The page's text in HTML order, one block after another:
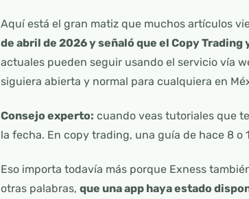
Aquí está el gran matiz que muchos artículos
de abril de 2026 y señaló que el Copy
actuales pueden seguir usando el servicio vía
siguiera abierta y normal para cualquiera en
Consejo experto: cuando veas tutoriales que
la fecha. En copy trading, una guía de hace 8 o
Eso importa todavía más porque Exness
otras palabras, que una app haya estado